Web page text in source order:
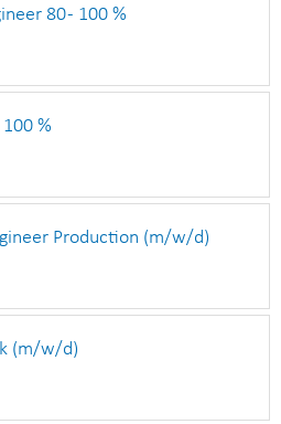
80 - 100 %
%
Production (m/w/d)
(m/w/d)